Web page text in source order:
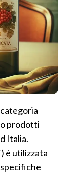
prodotti
Italia.
è utilizzata